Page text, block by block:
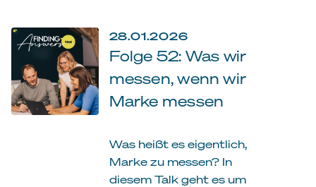
28.01.2026
Folge 52: Was wir
messen, wenn wir
Marke messen
Was heißt es eigentlich,
Marke zu messen? In
diesem Talk geht es um